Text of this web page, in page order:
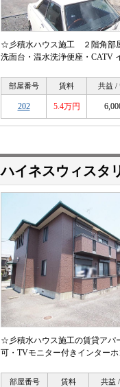
☆彡積水ハウス施工 ２階角部
洗面台・温水洗浄便座・CATV
部屋番号 賃料 共益 /
202 5.4万円
ハイネスウィスタ
☆彡積水ハウス施工の賃貸アパ
可・TVモニター付きインター
部屋番号 賃料 共益